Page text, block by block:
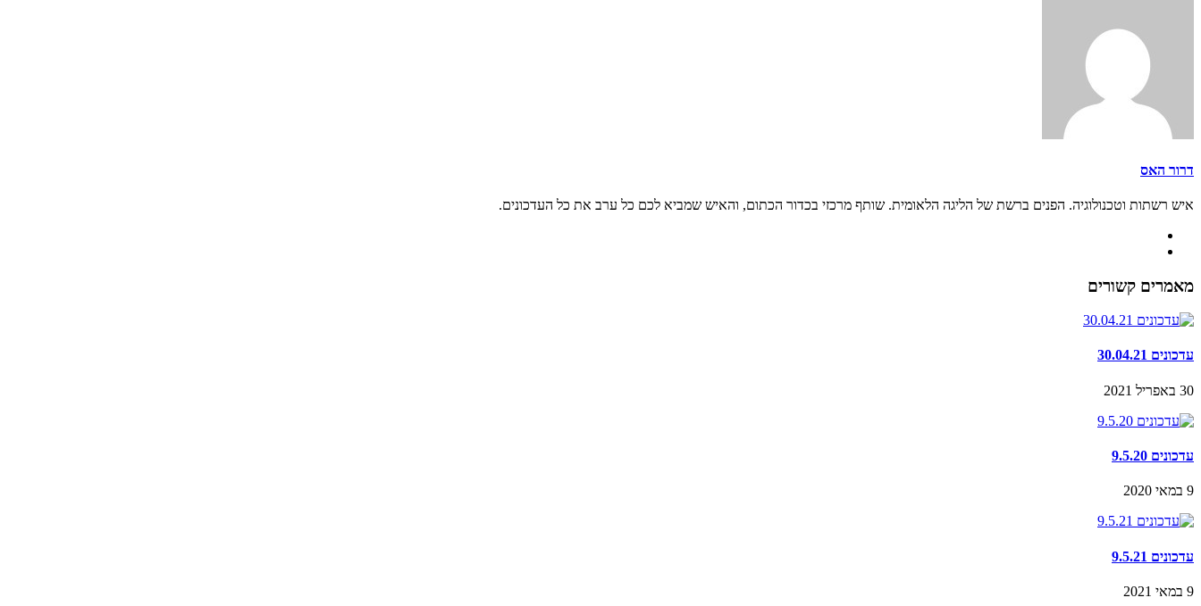
דרור האס
איש רשתות וטכנולוגיה. הפנים ברשת של הליגה הלאומית. שותף מרכזי בכדור הכתום, והאיש שמביא לכם כל ערב את כל העדכונים.
מאמרים קשורים
עדכונים 30.04.21
30 באפריל 2021
עדכונים 9.5.20
9 במאי 2020
עדכונים 9.5.21
9 במאי 2021